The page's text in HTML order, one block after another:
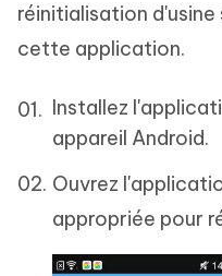
réinitialisation
cette application.
Installez
appareil Android.
Ouvrez
appropriée pour